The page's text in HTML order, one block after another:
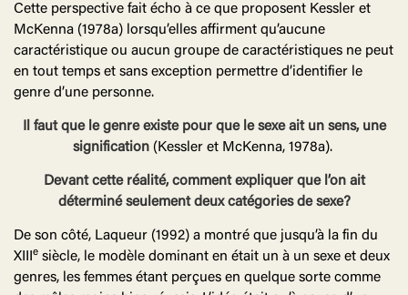
Cette perspective fait écho à ce que proposent Kessler et
McKenna (1978a) lorsqu’elles affirment qu’aucune
caractéristique ou aucun groupe de caractéristiques ne peut
en tout temps et sans exception permettre d’identifier le
genre d’une personne.
Il faut que le genre existe pour que le sexe ait un sens, une
signification(Kessler et McKenna, 1978a).
Devant cette réalité, comment expliquer que l’on ait
déterminé seulement deux catégories de sexe?
De son côté, Laqueur (1992) a montré que jusqu’à la fin du
XIII
e siècle, le modèle dominant en était un à un sexe et deux
genres, les femmes étant perçues en quelque sorte comme